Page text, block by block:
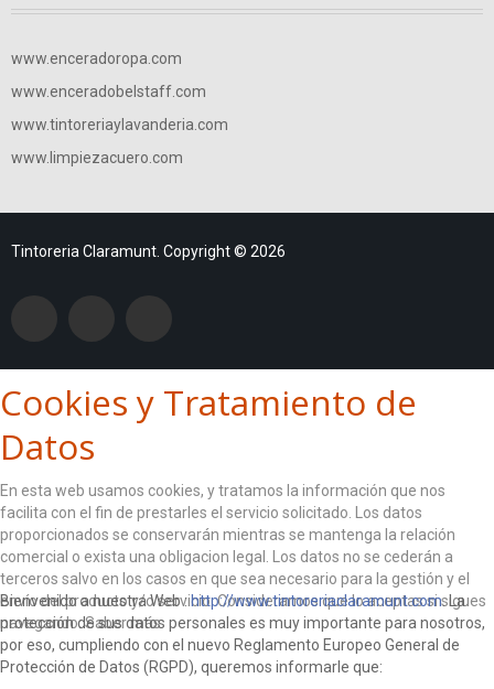
www.enceradoropa.com
www.enceradobelstaff.com
www.tintoreriaylavanderia.com
www.limpiezacuero.com
Tintoreria Claramunt. Copyright © 2026
Cookies y Tratamiento de
Datos
En esta web usamos cookies, y tratamos la información que nos
facilita con el fin de prestarles el servicio solicitado. Los datos
proporcionados se conservarán mientras se mantenga la relación
comercial o exista una obligacion legal. Los datos no se cederán a
terceros salvo en los casos en que sea necesario para la gestión y el
envío del producto y/o servicio. Consideramos que lo aceptas si sigues
navegando.Saber más
ACEPTO
Bienvenido a nuestra Web :http://www.tintoreriaclaramunt.com. La
protección de sus datos personales es muy importante para nosotros,
por eso, cumpliendo con el nuevo Reglamento Europeo General de
Protección de Datos (RGPD), queremos informarle que: